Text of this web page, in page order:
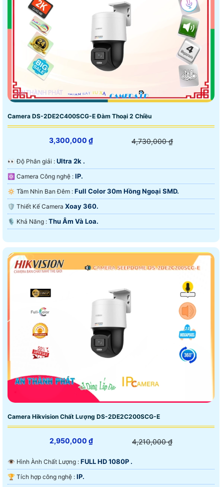
Camera DS-2DE2C400SCG-E Đàm Thoại 2 Chiều
3,300,000 ₫ 4,730,000 ₫
️👀 Độ Phân giải : Ultra 2k .
⚛️ Camera Công nghệ : IP.
🔅 Tầm Nhìn Ban Đêm : Full Color 30m Hồng Ngoại SMD.
🛡 Thiết Kế Camera Xoay 360.
️🎙 Khả Năng : Thu Âm Và Loa.
Camera Hikvision Chất Lượng DS-2DE2C200SCG-E
2,950,000 ₫ 4,210,000 ₫
👁 Hình Ành Chất Lượng : FULL HD 1080P .
🏆 Tích hợp công nghệ : IP.